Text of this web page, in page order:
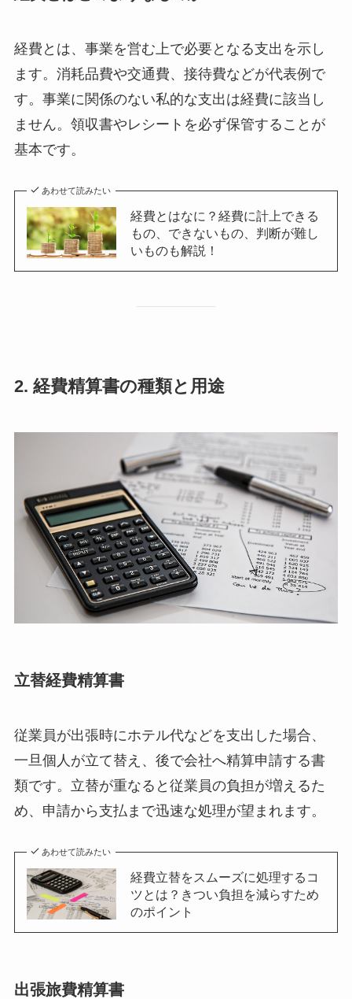
経費とは、事業を営む上で必要となる支出を示し
ます。消耗品費や交通費、接待費などが代表例で
す。事業に関係のない私的な支出は経費に該当し
ません。領収書やレシートを必ず保管することが
基本です。
あわせて読みたい
経費とはなに？経費に計上できる
もの、できないもの、判断が難し
いものも解説！
2. 経費精算書の種類と用途
立替経費精算書
従業員が出張時にホテル代などを支出した場合、
一旦個人が立て替え、後で会社へ精算申請する書
類です。立替が重なると従業員の負担が増えるた
め、申請から支払まで迅速な処理が望まれます。
あわせて読みたい
経費立替をスムーズに処理するコ
ツとは？きつい負担を減らすため
のポイント
出張旅費精算書